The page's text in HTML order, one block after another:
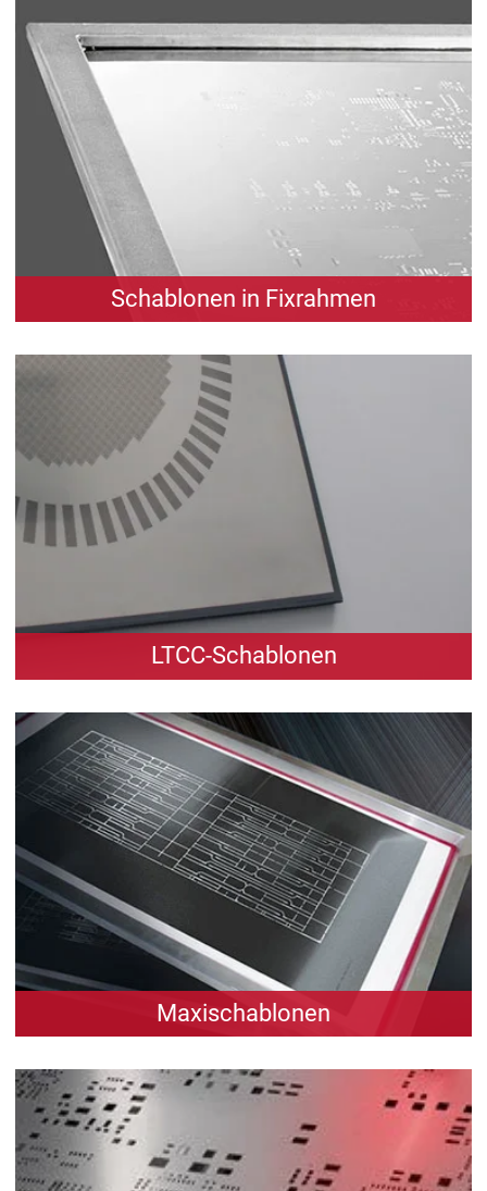
effizient, perfekt für Ihre Bestückung.
Schablonen in Fixrahmen
Flexibilität mit dem Leichtgewicht BECdirectultra
– vereint Vorteile von Schnellspann- und
Rahmenschablone.
zum Produkt
LTCC-Schablonen
Präzise und qualitative Höchstleistung – Ob
Edelstahl oder Nickel: BECmicro setzt gezielt
"Nadelstiche".
zum Produkt
Maxischablonen
Zum Bepasten großer Platinen in einem Schritt
– Schluss mit segmentierten Druckvorgängen.
zum Produkt